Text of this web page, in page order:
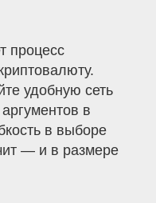
процесс
удобную сеть
в
в выборе
— и в размере